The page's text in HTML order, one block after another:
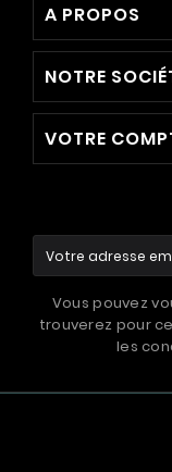
A PROPOS
NOTRE
VOTRE
Vous pouvez
trouverez pour
les